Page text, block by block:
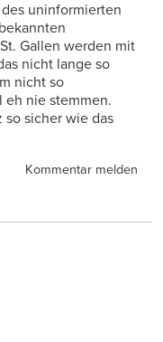
uninformierten
Gallen werden mit
nicht lange so
nicht so
eh nie stemmen.
sicher wie das
Kommentar melden